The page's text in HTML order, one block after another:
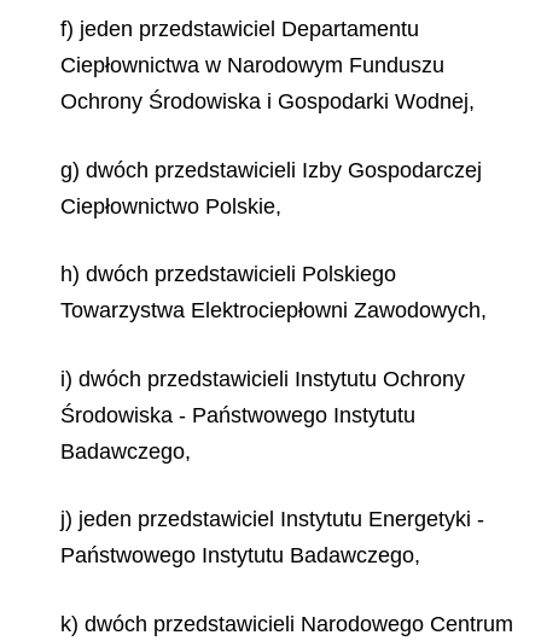
f) jeden przedstawiciel Departamentu
Ciepłownictwa w Narodowym Funduszu
Ochrony Środowiska i Gospodarki Wodnej,
g) dwóch przedstawicieli Izby Gospodarczej
Ciepłownictwo Polskie,
h) dwóch przedstawicieli Polskiego
Towarzystwa Elektrociepłowni Zawodowych,
i) dwóch przedstawicieli Instytutu Ochrony
Środowiska - Państwowego Instytutu
Badawczego,
j) jeden przedstawiciel Instytutu Energetyki -
Państwowego Instytutu Badawczego,
k) dwóch przedstawicieli Narodowego Centrum